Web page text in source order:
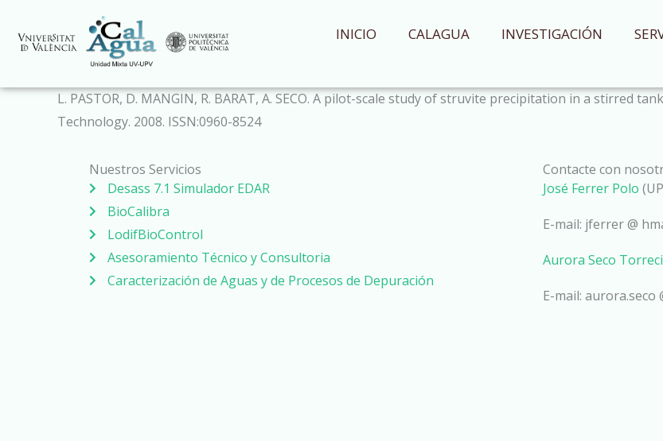
contenido
INICIO CALAGUA INVESTIGACIÓN
L. PASTOR, D. MANGIN, R. BARAT, A. SECO. A pilot-scale study of struvite precipitation in a stirred
Technology. 2008. ISSN:0960-8524
Nuestros Servicios
Desass 7.1 Simulador EDAR
BioCalibra
LodifBioControl
Asesoramiento Técnico y Consultoria
Caracterización de Aguas y de Procesos de Depuración
Contacte con
José Ferrer Polo
E-mail: jferrer @
Aurora Seco
E-mail: aurora.seco